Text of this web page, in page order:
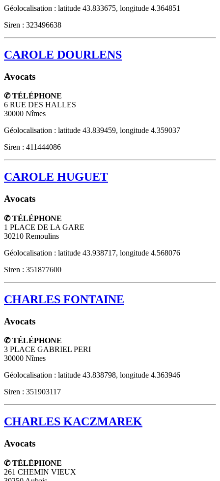
Géolocalisation : latitude 43.833675, longitude 4.364851
Siren : 323496638
CAROLE DOURLENS
Avocats
✆ TÉLÉPHONE
6 RUE DES HALLES
30000 Nîmes
Géolocalisation : latitude 43.839459, longitude 4.359037
Siren : 411444086
CAROLE HUGUET
Avocats
✆ TÉLÉPHONE
1 PLACE DE LA GARE
30210 Remoulins
Géolocalisation : latitude 43.938717, longitude 4.568076
Siren : 351877600
CHARLES FONTAINE
Avocats
✆ TÉLÉPHONE
3 PLACE GABRIEL PERI
30000 Nîmes
Géolocalisation : latitude 43.838798, longitude 4.363946
Siren : 351903117
CHARLES KACZMAREK
Avocats
✆ TÉLÉPHONE
261 CHEMIN VIEUX